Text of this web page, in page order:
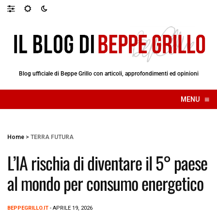
Blog ufficiale di Beppe Grillo con articoli, approfondimenti ed opinioni
MENU ≡
☰
Home > TERRA FUTURA
L’IA rischia di diventare il 5° paese
al mondo per consumo energetico
BEPPEGRILLO.IT - APRILE 19, 2026